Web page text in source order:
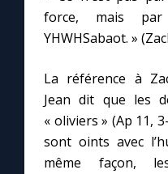
force, mais
YHWHSabaot. »
La référence à
Jean dit que les
« oliviers » (Ap 11,
sont oints avec
même façon,